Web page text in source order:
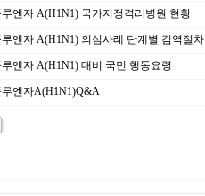
엔자 A(H1N1) 국가지정격리병원 현황
엔자 A(H1N1) 의심사례 단계별 검역절차
엔자 A(H1N1) 대비 국민 행동요령
엔자A(H1N1)Q&A